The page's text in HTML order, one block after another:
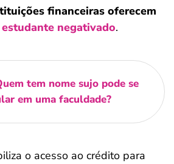
financeiras oferecem
negativado.
tem nome sujo pode se
em uma faculdade?
o acesso ao crédito para